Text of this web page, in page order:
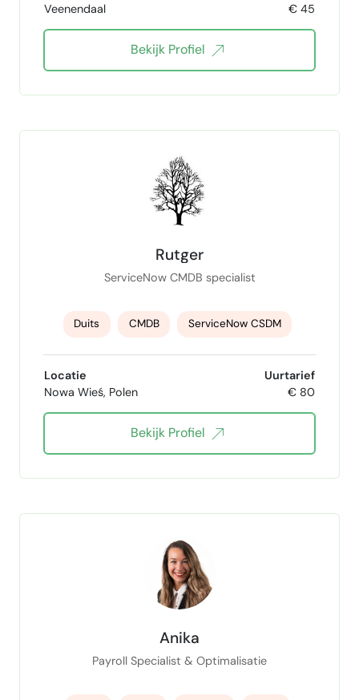
social media expert Data Entry
Nederlandstalig Engels
Veenendaal
€ 45
Bekijk Profiel
Rutger
ServiceNow CMDB specialist
Duits CMDB ServiceNow CSDM
Engels
Locatie
Nowa Wieś, Polen
Uurtarief
€ 80
Bekijk Profiel
Anika
Payroll Specialist & Optimalisatie